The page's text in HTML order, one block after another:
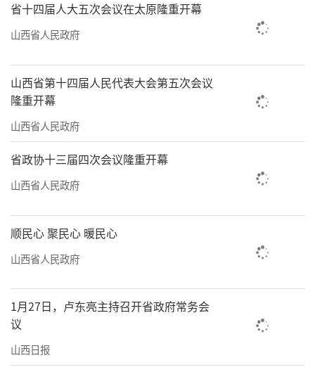
省十四届人大五次会议在太原隆重开幕
山西省人民政府
山西省第十四届人民代表大会第五次会议
隆重开幕
山西省人民政府
省政协十三届四次会议隆重开幕
山西省人民政府
顺民心 聚民心 暖民心
山西省人民政府
1月27日，卢东亮主持召开省政府常务会
议
山西日报